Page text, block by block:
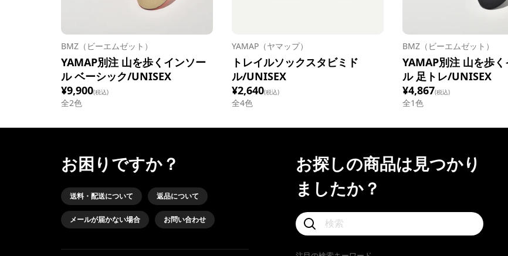
BMZ（ビーエムゼット）
YAMAP別注 山を歩くインソー
ル ベーシック/UNISEX
¥9,900(税込)
全2色
YAMAP（ヤマップ）
トレイルソックスタビミド
ル/UNISEX
¥2,640(税込)
全4色
BMZ（ビーエムゼット）
YAMAP別注 山を歩
ル 足トレ/UNISEX
¥4,867(税込)
全1色
お困りですか？
送料・配送について 返品について
メールが届かない場合 お問い合わせ
お探しの商品は見つかり
ましたか？